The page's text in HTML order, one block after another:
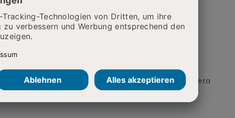
Hierfür bin ich zuständig
Pflegedienstleiterin: SRH Wald-Klinikum Gera